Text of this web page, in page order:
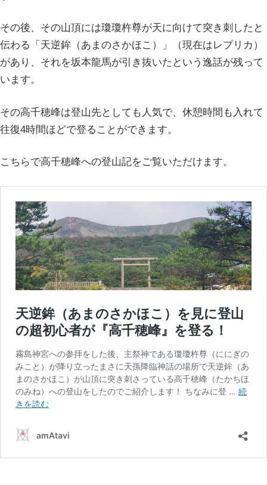
その後、その山頂には瓊瓊杵尊が天に向けて突き刺したと
伝わる「天逆鉾（あまのさかほこ）」（現在はレプリカ）
があり、それを坂本龍馬が引き抜いたという逸話が残って
います。
その高千穂峰は登山先としても人気で、休憩時間も入れて
往復4時間ほどで登ることができます。
こちらで高千穂峰への登山記をご覧いただけます。